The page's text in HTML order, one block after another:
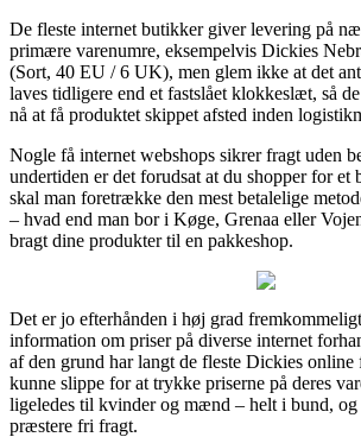
De fleste internet butikker giver levering på
primære varenumre, eksempelvis Dickies
(Sort, 40 EU / 6 UK), men glem ikke at det
laves tidligere end et fastslået klokkeslæt, så
nå at få produktet skippet afsted inden
Nogle få internet webshops sikrer fragt uden
undertiden er det forudsat at du shopper for et
skal man foretrække den mest betalelige
– hvad end man bor i Køge, Grenaa eller
bragt dine produkter til en pakkeshop.
Det er jo efterhånden i høj grad
information om priser på diverse internet
af den grund har langt de fleste Dickies
kunne slippe for at trykke priserne på deres
ligeledes til kvinder og mænd – helt i bund, og
præstere fri fragt.